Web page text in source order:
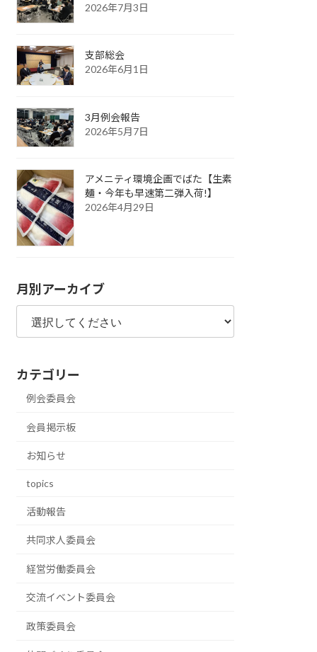
2026年7月3日
支部総会
2026年6月1日
3月例会報告
2026年5月7日
アメニティ環境企画でばた【生素
麺・今年も早速第二弾入荷!】
2026年4月29日
月別アーカイブ
カテゴリー
例会委員会
会員掲示板
お知らせ
topics
活動報告
共同求人委員会
経営労働委員会
交流イベント委員会
政策委員会